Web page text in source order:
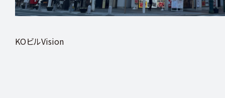
理
社
員
タ
ビ
KOビルVision